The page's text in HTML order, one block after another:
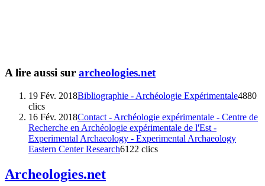
A lire aussi sur archeologies.net
19 Fév. 2018Bibliographie - Archéologie Expérimentale4880
clics
16 Fév. 2018Contact - Archéologie expérimentale - Centre de
Recherche en Archéologie expérimentale de l'Est -
Experimental Archaeology - Experimental Archaeology
Eastern Center Research6122 clics
Archeologies.net